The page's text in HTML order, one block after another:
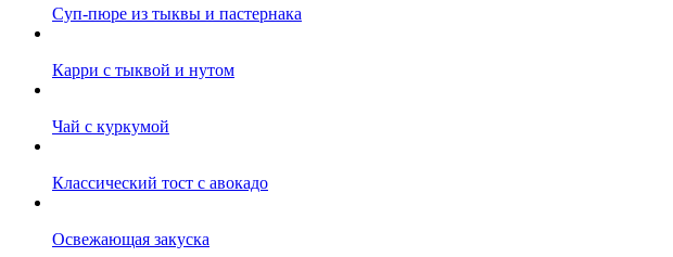
Суп-пюре из тыквы и пастернака
Карри с тыквой и нутом
Чай с куркумой
Классический тост с авокадо
Освежающая закуска